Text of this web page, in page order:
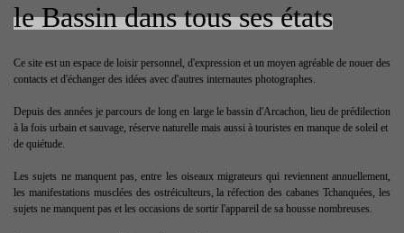
le Bassin dans tous ses états
Ce site est un espace de loisir personnel, d'expression et un moyen agréable de nouer des
contacts et d'échanger des idées avec d'autres internautes photographes.
Depuis des années je parcours de long en large le bassin d'Arcachon, lieu de prédilection
à la fois urbain et sauvage, réserve naturelle mais aussi à touristes en manque de soleil et
de quiétude.
Les sujets ne manquent pas, entre les oiseaux migrateurs qui reviennent annuellement,
les manifestations musclées des ostréiculteurs, la réfection des cabanes Tchanquées, les
sujets ne manquent pas et les occasions de sortir l'appareil de sa housse nombreuses.